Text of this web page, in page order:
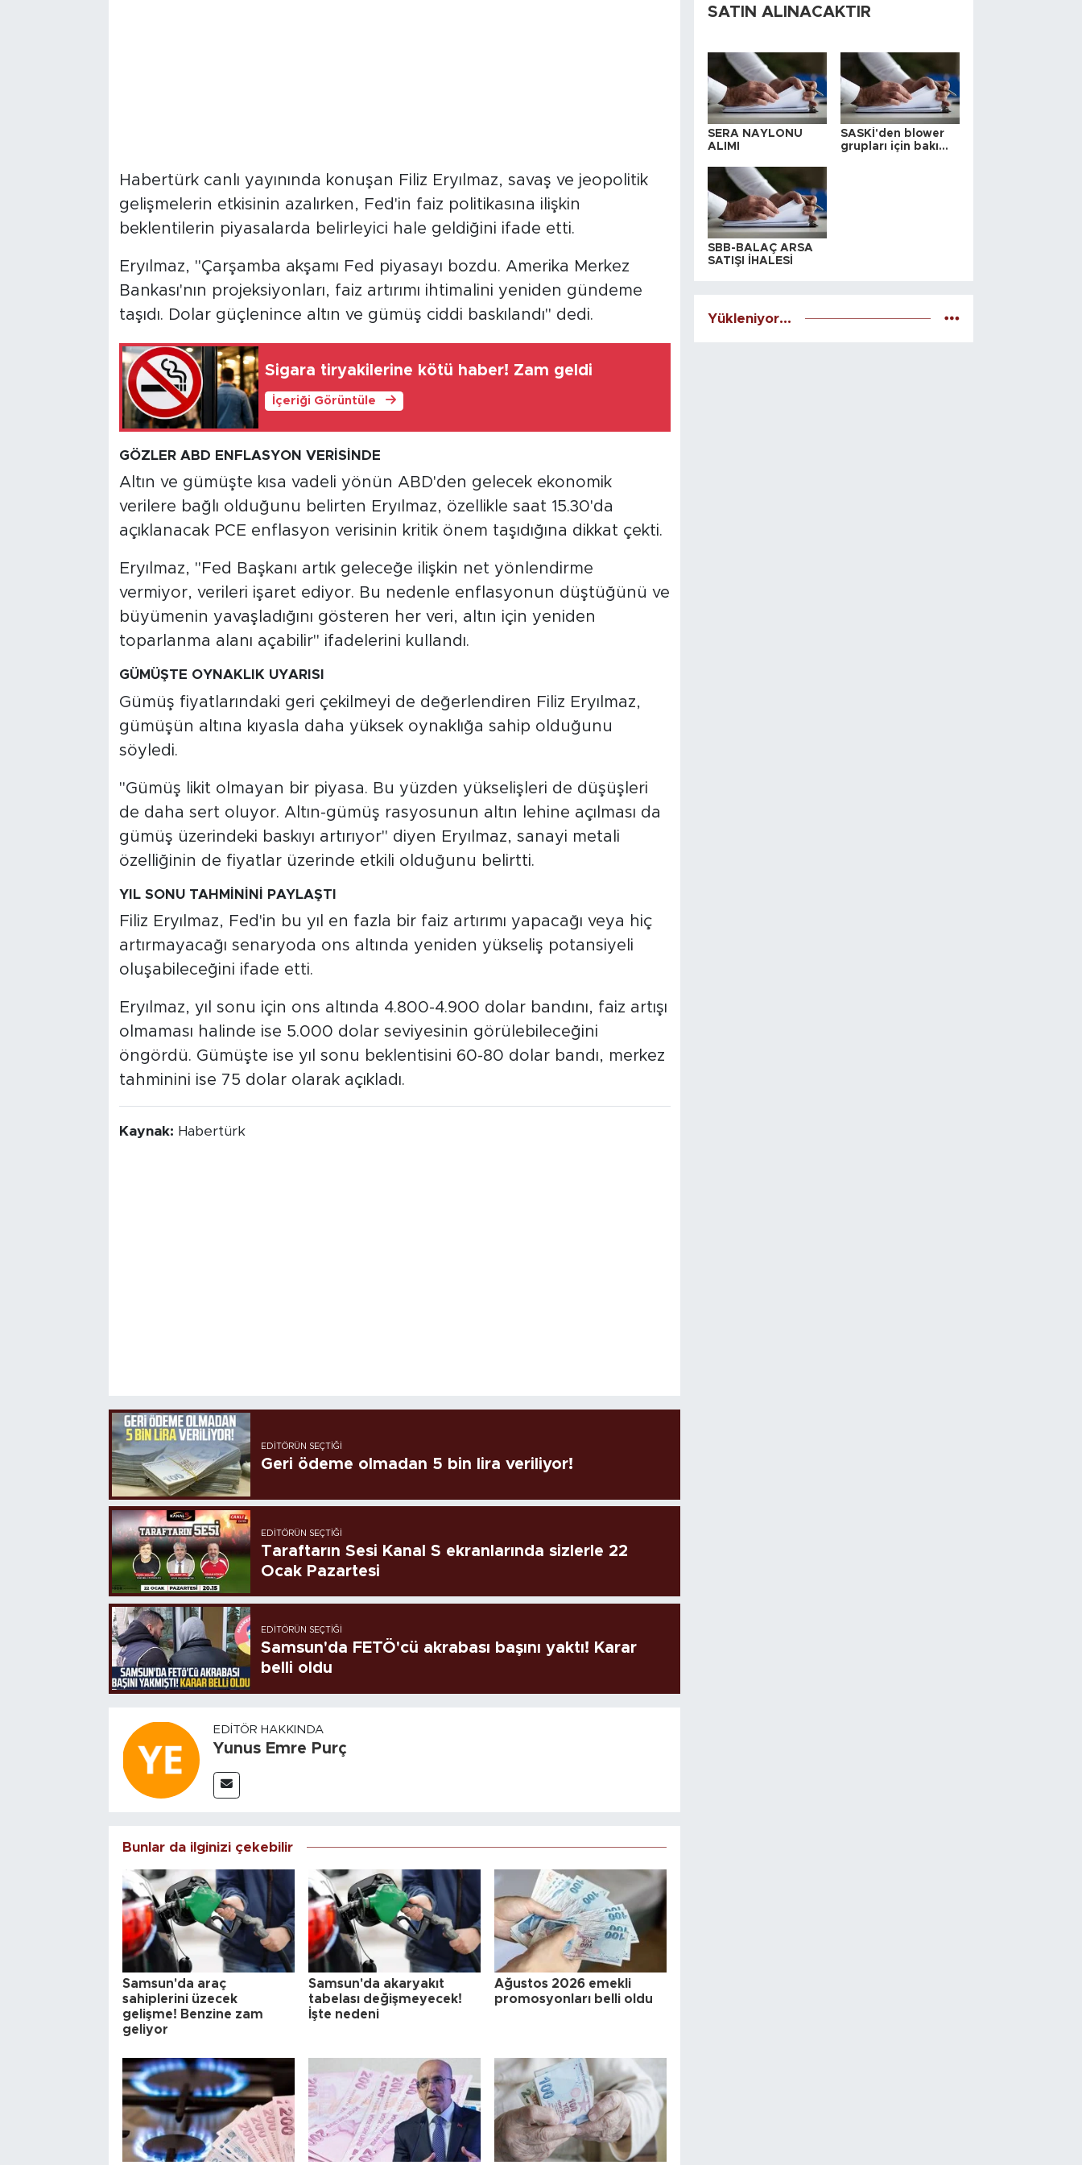
Habertürk canlı yayınında konuşan Filiz Eryılmaz, savaş ve jeopolitik
gelişmelerin etkisinin azalırken, Fed'in faiz politikasına ilişkin
beklentilerin piyasalarda belirleyici hale geldiğini ifade etti.
Eryılmaz, "Çarşamba akşamı Fed piyasayı bozdu. Amerika Merkez
Bankası'nın projeksiyonları, faiz artırımı ihtimalini yeniden gündeme
taşıdı. Dolar güçlenince altın ve gümüş ciddi baskılandı" dedi.
Sigara tiryakilerine kötü haber! Zam geldi
İçeriği Görüntüle
GÖZLER ABD ENFLASYON VERİSİNDE
Altın ve gümüşte kısa vadeli yönün ABD'den gelecek ekonomik
verilere bağlı olduğunu belirten Eryılmaz, özellikle saat 15.30'da
açıklanacak PCE enflasyon verisinin kritik önem taşıdığına dikkat çekti.
Eryılmaz, "Fed Başkanı artık geleceğe ilişkin net yönlendirme
vermiyor, verileri işaret ediyor. Bu nedenle enflasyonun düştüğünü ve
büyümenin yavaşladığını gösteren her veri, altın için yeniden
toparlanma alanı açabilir" ifadelerini kullandı.
GÜMÜŞTE OYNAKLIK UYARISI
Gümüş fiyatlarındaki geri çekilmeyi de değerlendiren Filiz Eryılmaz,
gümüşün altına kıyasla daha yüksek oynaklığa sahip olduğunu
söyledi.
"Gümüş likit olmayan bir piyasa. Bu yüzden yükselişleri de düşüşleri
de daha sert oluyor. Altın-gümüş rasyosunun altın lehine açılması da
gümüş üzerindeki baskıyı artırıyor" diyen Eryılmaz, sanayi metali
özelliğinin de fiyatlar üzerinde etkili olduğunu belirtti.
YIL SONU TAHMİNİNİ PAYLAŞTI
Filiz Eryılmaz, Fed'in bu yıl en fazla bir faiz artırımı yapacağı veya hiç
artırmayacağı senaryoda ons altında yeniden yükseliş potansiyeli
oluşabileceğini ifade etti.
Eryılmaz, yıl sonu için ons altında 4.800-4.900 dolar bandını, faiz artışı
olmaması halinde ise 5.000 dolar seviyesinin görülebileceğini
öngördü. Gümüşte ise yıl sonu beklentisini 60-80 dolar bandı, merkez
tahminini ise 75 dolar olarak açıkladı.
Kaynak: Habertürk
EDITÖRÜN SEÇTIĞI
Geri ödeme olmadan 5 bin lira veriliyor!
EDITÖRÜN SEÇTIĞI
Taraftarın Sesi Kanal S ekranlarında sizlerle 22
Ocak Pazartesi
EDITÖRÜN SEÇTIĞI
Samsun'da FETÖ'cü akrabası başını yaktı! Karar
belli oldu
EDITÖR HAKKINDA
Yunus Emre Purç
Bunlar da ilginizi çekebilir
Samsun'da araç
sahiplerini üzecek
gelişme! Benzine zam
geliyor
Samsun'da akaryakıt
tabelası değişmeyecek!
İşte nedeni
Ağustos 2026 emekli
promosyonları belli oldu
SATIN ALINACAKTIR
SERA NAYLONU
ALIMI
SASKİ'den blower
grupları için bakım
SBB-BALAÇ ARSA
SATIŞI İHALESİ
Yükleniyor...